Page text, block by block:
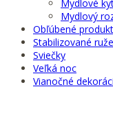
Mydlové
Mydlový
Obľúbené
Stabilizované ruže
Sviečky
Veľká noc
Vianočné